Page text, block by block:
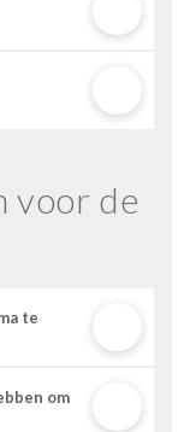
voor de
te
om